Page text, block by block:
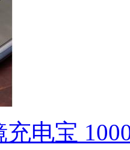
充电宝